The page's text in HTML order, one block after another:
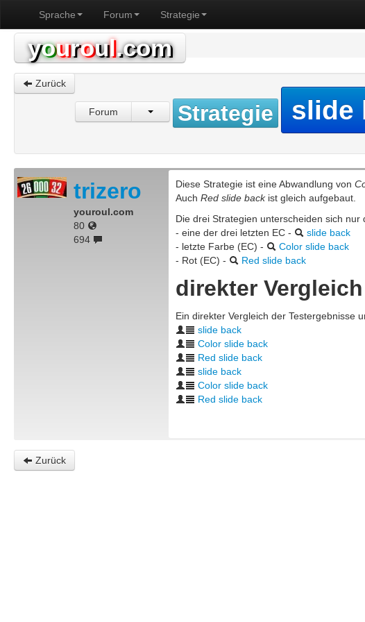
Sprache Forum Strategie
youroul.com
Zurück
Forum Strategie slide
trizero
youroul.com
80
694
Diese Strategie ist eine Abwandlung von
Auch Red slide backist gleich aufgebaut.
Die drei Strategien unterscheiden sich nur
- eine der drei letzten EC -
slide back
- letzte Farbe (EC) -
Color slide back
- Rot (EC) -
Red slide back
direkter Vergleich
Ein direkter Vergleich der Testergebnisse
slide back
Color slide back
Red slide back
slide back
Color slide back
Red slide back
Zurück